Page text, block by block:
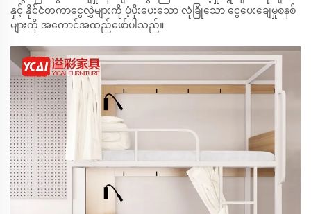
နှင့် နိုင်ငံတကာငွေလွှဲများကို ပံ့ပိုးပေးသော လုံခြုံသော ငွေပေးချေမှုစနစ်
များကို အကောင်အထည်ဖော်ပါသည်။